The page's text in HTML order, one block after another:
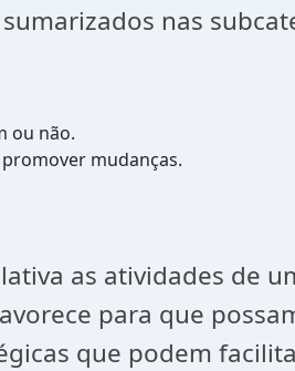
nas
ou não.
mudanças.
as atividades de
para que
que podem